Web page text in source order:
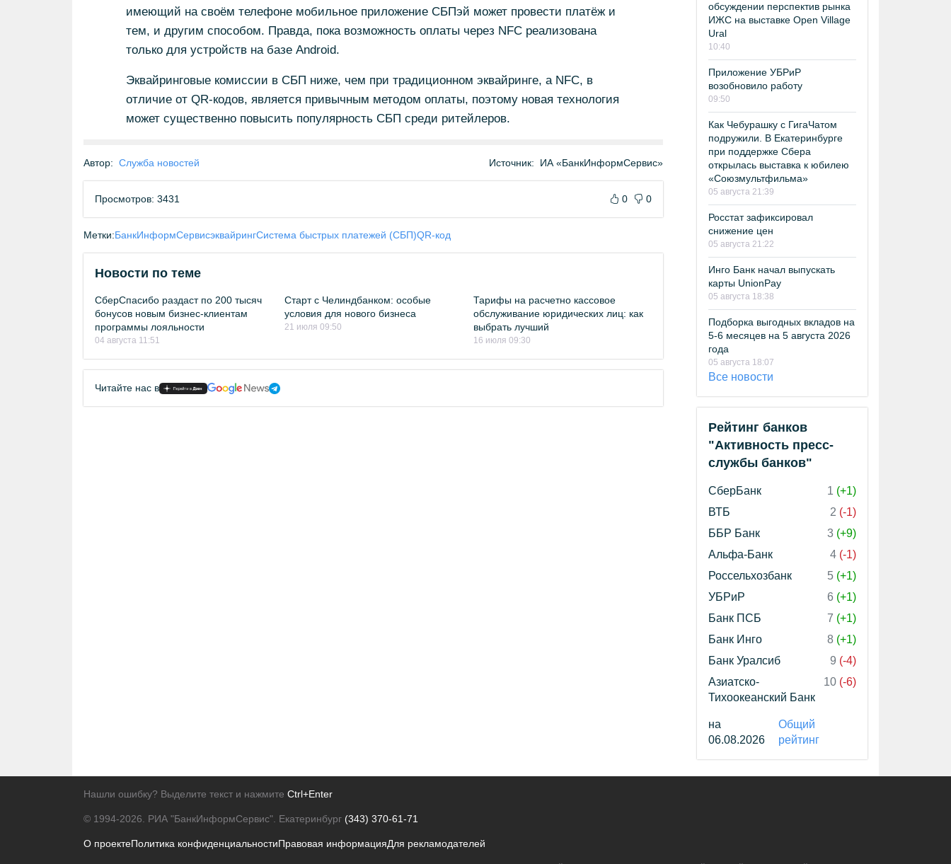
имеющий на своём телефоне мобильное приложение СБПэй может провести платёж и
тем, и другим способом. Правда, пока возможность оплаты через NFC реализована
только для устройств на базе Android.
Эквайринговые комиссии в СБП ниже, чем при традиционном эквайринге, а NFC, в
отличие от QR-кодов, является привычным методом оплаты, поэтому новая технология
может существенно повысить популярность СБП среди ритейлеров.
Автор: Служба новостей Источник: ИА «БанкИнформСервис»
Просмотров: 3431 0 0
Метки:БанкИнформСервисэквайрингСистема быстрых платежей (СБП)QR-код
Новости по теме
СберСпасибо раздаст по 200 тысяч
бонусов новым бизнес-клиентам
программы лояльности
04 августа 11:51
Старт с Челиндбанком: особые
условия для нового бизнеса
21 июля 09:50
Тарифы на расчетно кассовое
обслуживание юридических лиц: как
выбрать лучший
16 июля 09:30
Читайте нас в
обсуждении перспектив рынка
ИЖС на выставке Open Village
Ural
10:40
Приложение УБРиР
возобновило работу
09:50
Как Чебурашку с ГигаЧатом
подружили. В Екатеринбурге
при поддержке Сбера
открылась выставка к юбилею
«Союзмультфильма»
05 августа 21:39
Росстат зафиксировал
снижение цен
05 августа 21:22
Инго Банк начал выпускать
карты UnionPay
05 августа 18:38
Подборка выгодных вкладов на
5-6 месяцев на 5 августа 2026
года
05 августа 18:07
Все новости
Рейтинг банков
"Активность пресс-
службы банков"
СберБанк 1 (+1)
ВТБ
2 (-1)
ББР Банк
3 (+9)
Альфа-Банк
4 (-1)
Россельхозбанк
5 (+1)
УБРиР
6 (+1)
Банк ПСБ
7 (+1)
Банк Инго
8 (+1)
Банк Уралсиб
9 (-4)
Азиатско-
Тихоокеанский Банк
10 (-6)
на
06.08.2026
Общий
рейтинг
Нашли ошибку? Выделите текст и нажмите Ctrl+Enter
© 1994-2026. РИА "БанкИнформСервис". Екатеринбург (343) 370-61-71
О проектеПолитика конфиденциальностиПравовая информацияДля рекламодателей